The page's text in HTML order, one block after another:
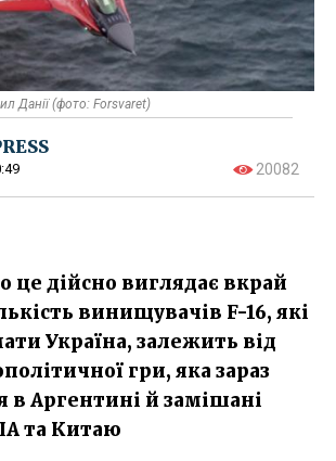
Данії (фото: Forsvaret)
20082
це дійсно виглядає вкрай
винищувачів F-16, які
Україна, залежить від
гри, яка зараз
в Аргентині й замішані
та Китаю